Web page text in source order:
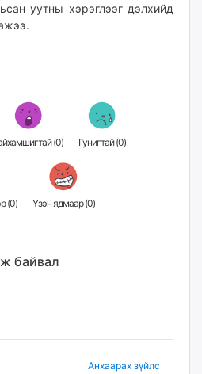
уутны хэрэглээг дэлхийд
Гайхамшигтай (0) Гунигтай (0)
Жихүүцмээр (0) Үзэн ядмаар (0)
байвал
Анхаарах зүйлс